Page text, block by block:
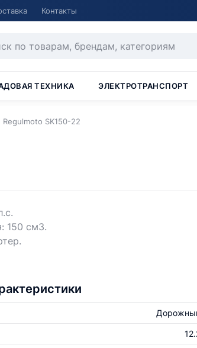
Контакты
ТЕХНИКА ЭЛЕКТРОТРАНСПОРТ
SK150-22
150 см3.